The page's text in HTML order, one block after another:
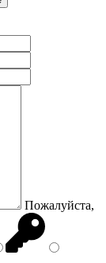
Пожалуйста,